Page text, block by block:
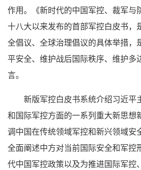
作用。《新时代的中国军控、裁军与
十八大以来发布的首部军控白皮书，
全倡议、全球治理倡议的具体举措，
平安全、维护战后国际秩序、维护多
言。
新版军控白皮书系统介绍习近平
和国际军控方面的一系列重大新思想
调中国在传统领域军控和新兴领域安
全面阐述中方对当前国际安全和军控
代中国军控政策以及为推进国际军控